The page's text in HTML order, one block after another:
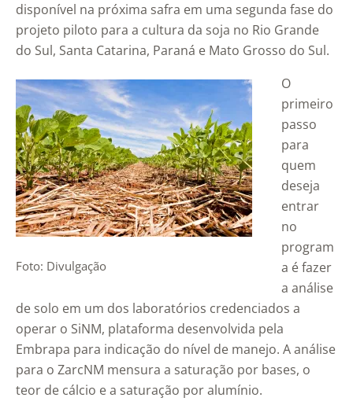
disponível na próxima safra em uma segunda fase do
projeto piloto para a cultura da soja no Rio Grande
do Sul, Santa Catarina, Paraná e Mato Grosso do Sul.
Foto: Divulgação
O
primeiro
passo
para
quem
deseja
entrar
no
program
a é fazer
a análise
de solo em um dos laboratórios credenciados a
operar o SiNM, plataforma desenvolvida pela
Embrapa para indicação do nível de manejo. A análise
para o ZarcNM mensura a saturação por bases, o
teor de cálcio e a saturação por alumínio.